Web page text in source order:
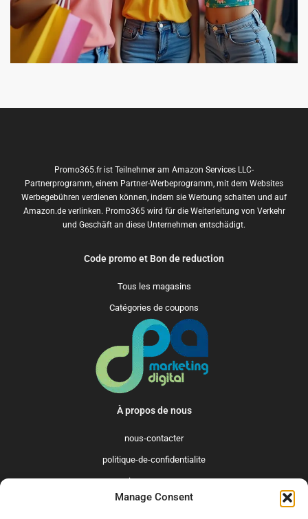
Manage Consent
Promo365.fr ist Teilnehmer am Amazon Services LLC-
Partnerprogramm, einem Partner-Werbeprogramm, mit dem Websites
Werbegebühren verdienen können, indem sie Werbung schalten und auf
Amazon.de verlinken. Promo365 wird für die Weiterleitung von Verkehr
und Geschäft an diese Unternehmen entschädigt.
Code promo et Bon de reduction
Tous les magasins
Catégories de coupons
À propos de nous
nous-contacter
politique-de-confidentialite
qui-sommes-nous